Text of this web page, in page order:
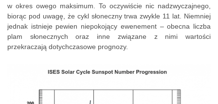
w okres owego maksimum. To oczywiście nic nadzwyczajnego,
biorąc pod uwagę, że cykl słoneczny trwa zwykle 11 lat. Niemniej
jednak istnieje pewien niepokojący ewenement – obecna liczba
plam słonecznych oraz inne związane z nimi wartości
przekraczają dotychczasowe prognozy.